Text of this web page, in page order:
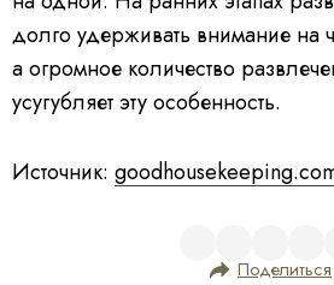
долго удерживать внимание на
а огромное количество
усугубляет эту особенность.
Источник:
Поделиться